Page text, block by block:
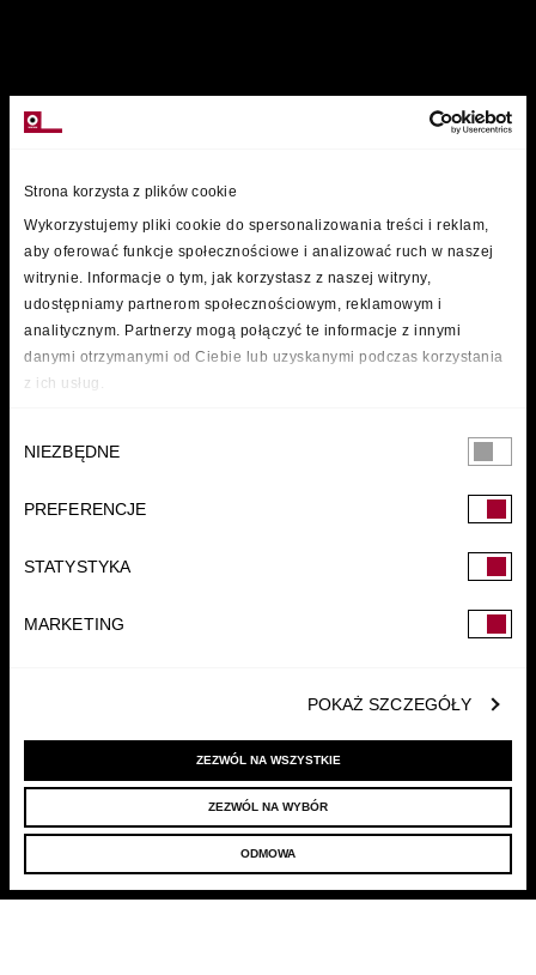
Strona korzysta z plików cookie
Wykorzystujemy pliki cookie do spersonalizowania treści i reklam,
aby oferować funkcje społecznościowe i analizować ruch w naszej
witrynie. Informacje o tym, jak korzystasz z naszej witryny,
udostępniamy partnerom społecznościowym, reklamowym i
analitycznym. Partnerzy mogą połączyć te informacje z innymi
danymi otrzymanymi od Ciebie lub uzyskanymi podczas korzystania
z ich usług.
zgody
NIEZBĘDNE
PREFERENCJE
STATYSTYKA
MARKETING
POKAŻ SZCZEGÓŁY
ZEZWÓL NA WSZYSTKIE
ZEZWÓL NA WYBÓR
ODMOWA
MARKI
FUNDACJA
POLITYKA PRYWATNOŚCI